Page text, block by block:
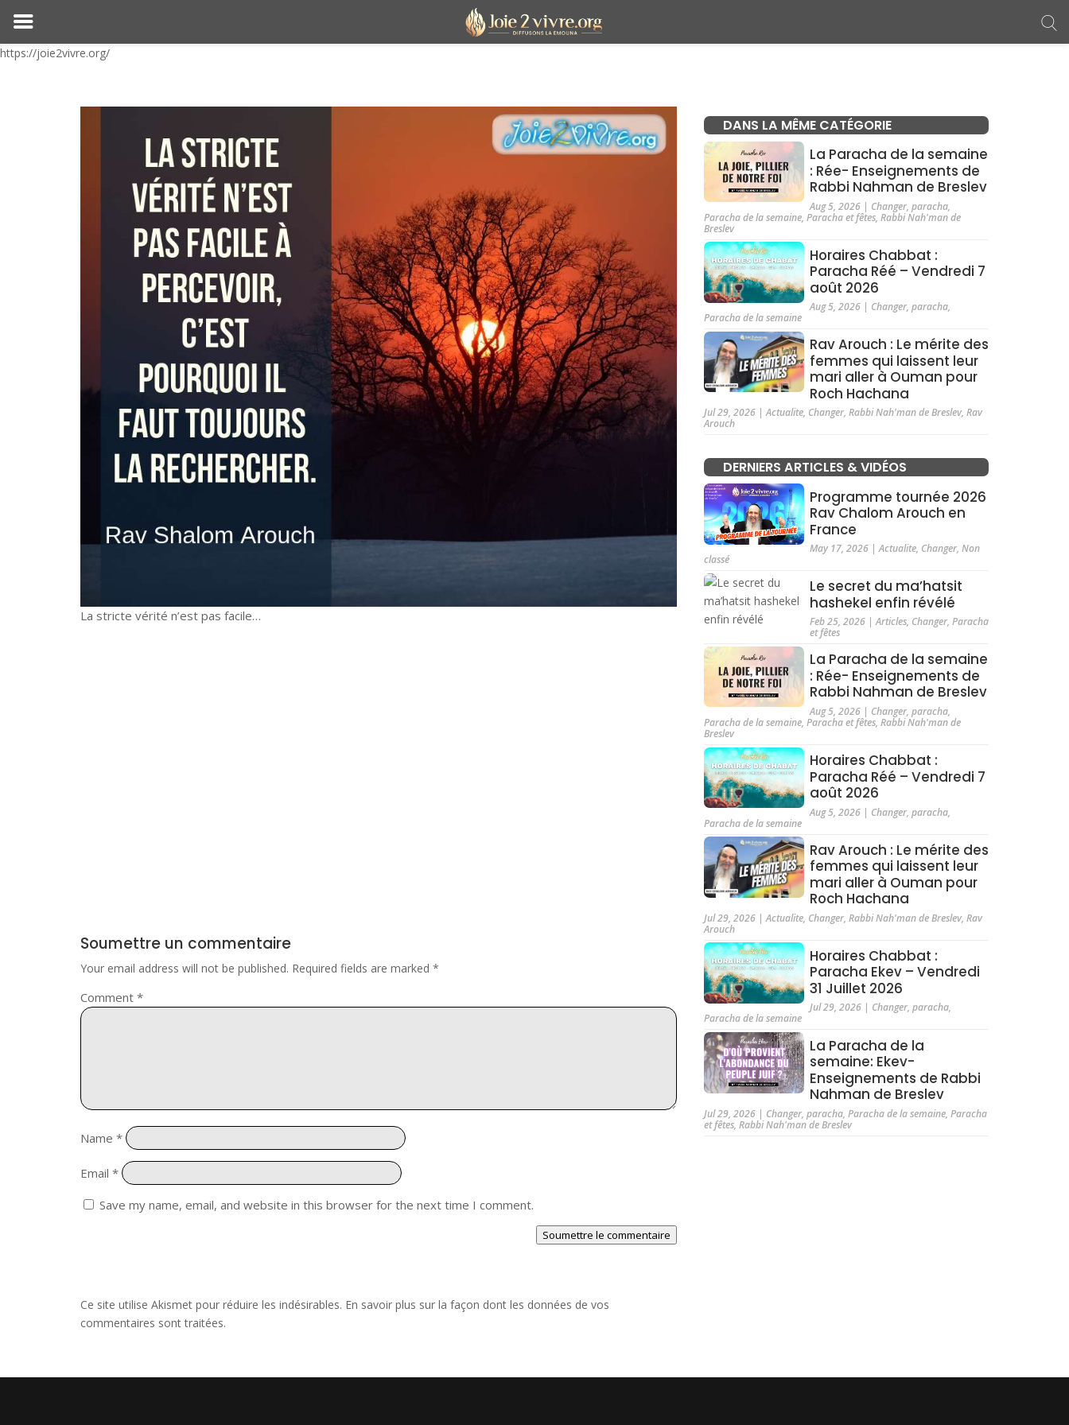
https://joie2vivre.org/
La stricte vérité n’est pas facile…
Soumettre un commentaire
Your email address will not be published. Required fields are marked *
Comment *
Name *
Email *
Save my name, email, and website in this browser for the next time I comment.
Soumettre le commentaire
Ce site utilise Akismet pour réduire les indésirables. En savoir plus sur la façon dont les données de vos
commentaires sont traitées.
DANS LA MÊME CATÉGORIE
La Paracha de la semaine
: Rée- Enseignements de
Rabbi Nahman de Breslev
Aug 5, 2026| Changer, paracha,
Paracha de la semaine,Paracha et fêtes,Rabbi Nah'man de
Breslev
Horaires Chabbat :
Paracha Réé – Vendredi 7
août 2026
Aug 5, 2026| Changer, paracha,
Paracha de la semaine
Rav Arouch : Le mérite des
femmes qui laissent leur
mari aller à Ouman pour
Roch Hachana
Jul 29, 2026 |Actualite, Changer,Rabbi Nah'man de Breslev,Rav
Arouch
DERNIERS ARTICLES & VIDÉOS
Programme tournée 2026
Rav Chalom Arouch en
France
May 17, 2026|Actualite, Changer, Non
classé
Le secret du ma’hatsit
hashekel enfin révélé
Feb 25, 2026|Articles, Changer, Paracha
et fêtes
La Paracha de la semaine
: Rée- Enseignements de
Rabbi Nahman de Breslev
Aug 5, 2026| Changer, paracha,
Paracha de la semaine,Paracha et fêtes,Rabbi Nah'man de
Breslev
Horaires Chabbat :
Paracha Réé – Vendredi 7
août 2026
Aug 5, 2026| Changer, paracha,
Paracha de la semaine
Rav Arouch : Le mérite des
femmes qui laissent leur
mari aller à Ouman pour
Roch Hachana
Jul 29, 2026 |Actualite, Changer,Rabbi Nah'man de Breslev,Rav
Arouch
Horaires Chabbat :
Paracha Ekev – Vendredi
31 Juillet 2026
Jul 29, 2026| Changer, paracha,
Paracha de la semaine
La Paracha de la
semaine: Ekev-
Enseignements de Rabbi
Nahman de Breslev
Jul 29, 2026 | Changer,paracha,Paracha de la semaine,Paracha
et fêtes,Rabbi Nah'man de Breslev